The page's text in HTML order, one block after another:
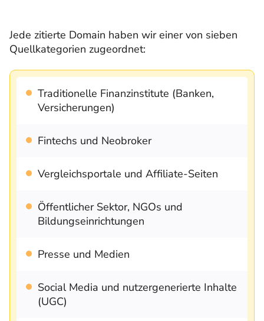
Jede zitierte Domain haben wir einer von sieben
Quellkategorien zugeordnet:
Traditionelle Finanzinstitute (Banken,
Versicherungen)
Fintechs und Neobroker
Vergleichsportale und Affiliate-Seiten
Öffentlicher Sektor, NGOs und
Bildungseinrichtungen
Presse und Medien
Social Media und nutzergenerierte Inhalte
(UGC)